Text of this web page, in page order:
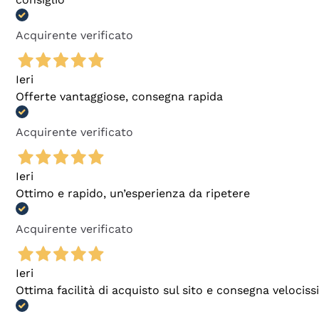
Acquirente verificato
Ieri
Offerte vantaggiose, consegna rapida
Acquirente verificato
Ieri
Ottimo e rapido, un’esperienza da ripetere
Acquirente verificato
Ieri
Ottima facilità di acquisto sul sito e consegna